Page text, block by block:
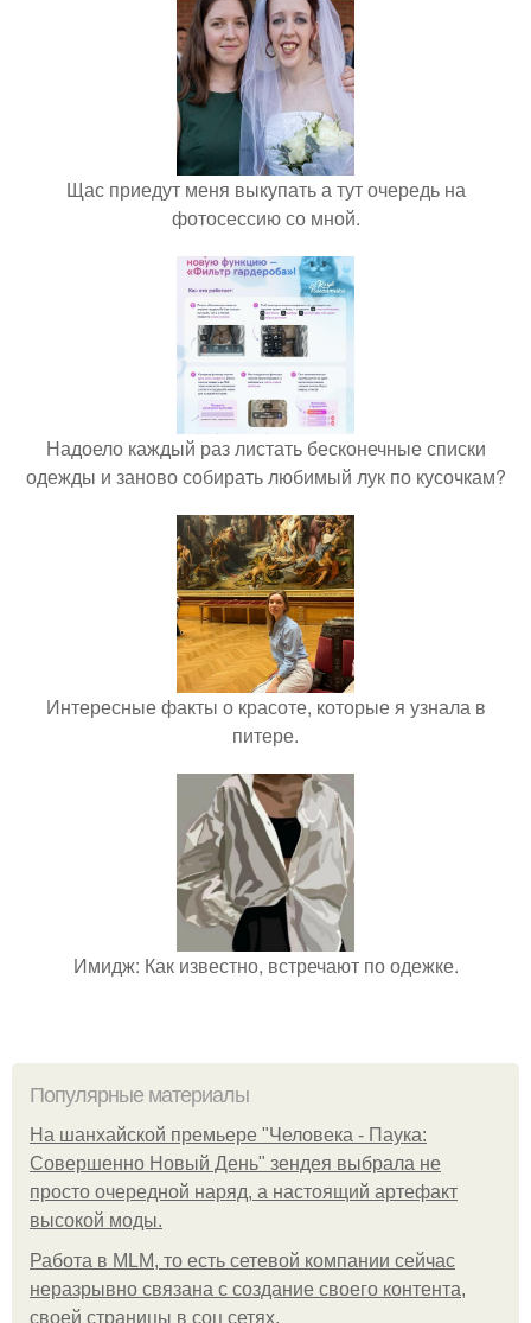
Щас приедут меня выкупать а тут очередь на
фотосессию со мной.
Надоело каждый раз листать бесконечные списки
одежды и заново собирать любимый лук по кусочкам?
Интересные факты о красоте, которые я узнала в
питере.
Имидж: Как известно, встречают по одежке.
Популярные материалы
На шанхайской премьере "Человека - Паука:
Совершенно Новый День" зендея выбрала не
просто очередной наряд, а настоящий артефакт
высокой моды.
Работа в MLM, то есть сетевой компании сейчас
неразрывно связана с создание своего контента,
своей страницы в соц сетях.